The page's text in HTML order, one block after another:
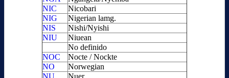
NIC
Nicobari
NIG
Nigerian lamg.
NIS
Nishi/Nyishi
NIU
Niuean
No definido
NOC
Nocte / Nockte
NO
Norwegian